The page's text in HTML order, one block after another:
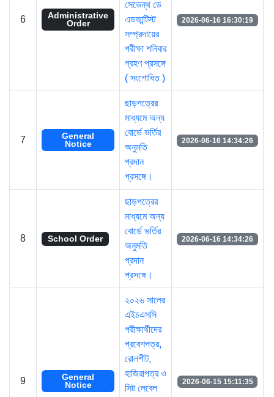
6
Administrative
Order
সেভেন্থ ডে
এডভান্টিস্ট
সম্প্রদায়ের
পরীক্ষা শনিবার
গ্রহণ প্রসঙ্গে
( সংশোধিত )
2026-06-16 16:30:19
7
General
Notice
ছাড়পত্রের
মাধ্যমে অন্য
বোর্ডে ভর্তির
অনুমতি
প্রদান
প্রসঙ্গে।
2026-06-16 14:34:26
8 School Order
ছাড়পত্রের
মাধ্যমে অন্য
বোর্ডে ভর্তির
অনুমতি
প্রদান
প্রসঙ্গে।
2026-06-16 14:34:26
9
General
Notice
২০২৬ সালের
এইচএসসি
পরীক্ষার্থীদের
প্রবেশপত্র,
রোলশীট,
হাজিরাপত্র ও
সিট লেবেল
2026-06-15 15:11:35